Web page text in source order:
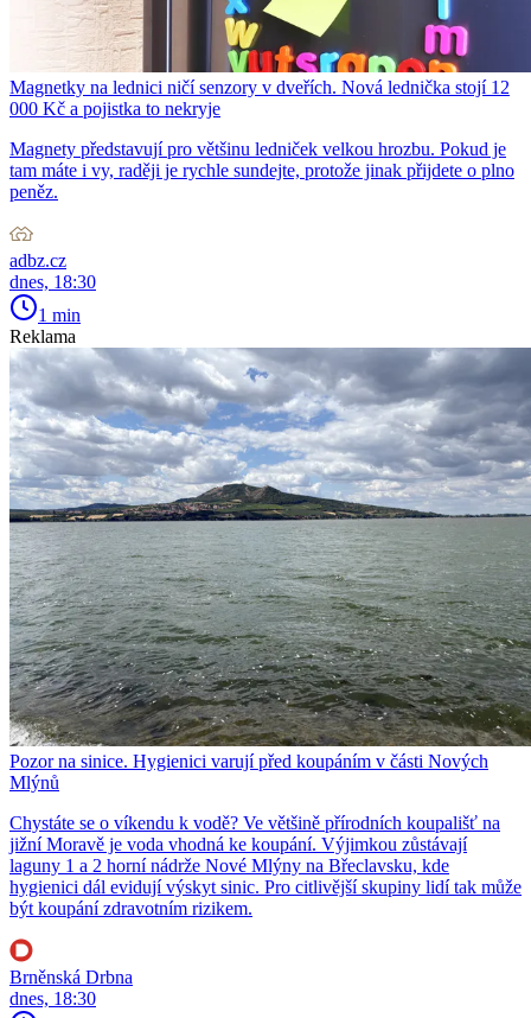
Magnetky na lednici ničí senzory v dveřích. Nová lednička stojí 12
000 Kč a pojistka to nekryje
Magnety představují pro většinu ledniček velkou hrozbu. Pokud je
tam máte i vy, raději je rychle sundejte, protože jinak přijdete o plno
peněz.
adbz.cz
dnes, 18:30
1 min
Reklama
Pozor na sinice. Hygienici varují před koupáním v části Nových
Mlýnů
Chystáte se o víkendu k vodě? Ve většině přírodních koupališť na
jižní Moravě je voda vhodná ke koupání. Výjimkou zůstávají
laguny 1 a 2 horní nádrže Nové Mlýny na Břeclavsku, kde
hygienici dál evidují výskyt sinic. Pro citlivější skupiny lidí tak může
být koupání zdravotním rizikem.
Brněnská Drbna
dnes, 18:30